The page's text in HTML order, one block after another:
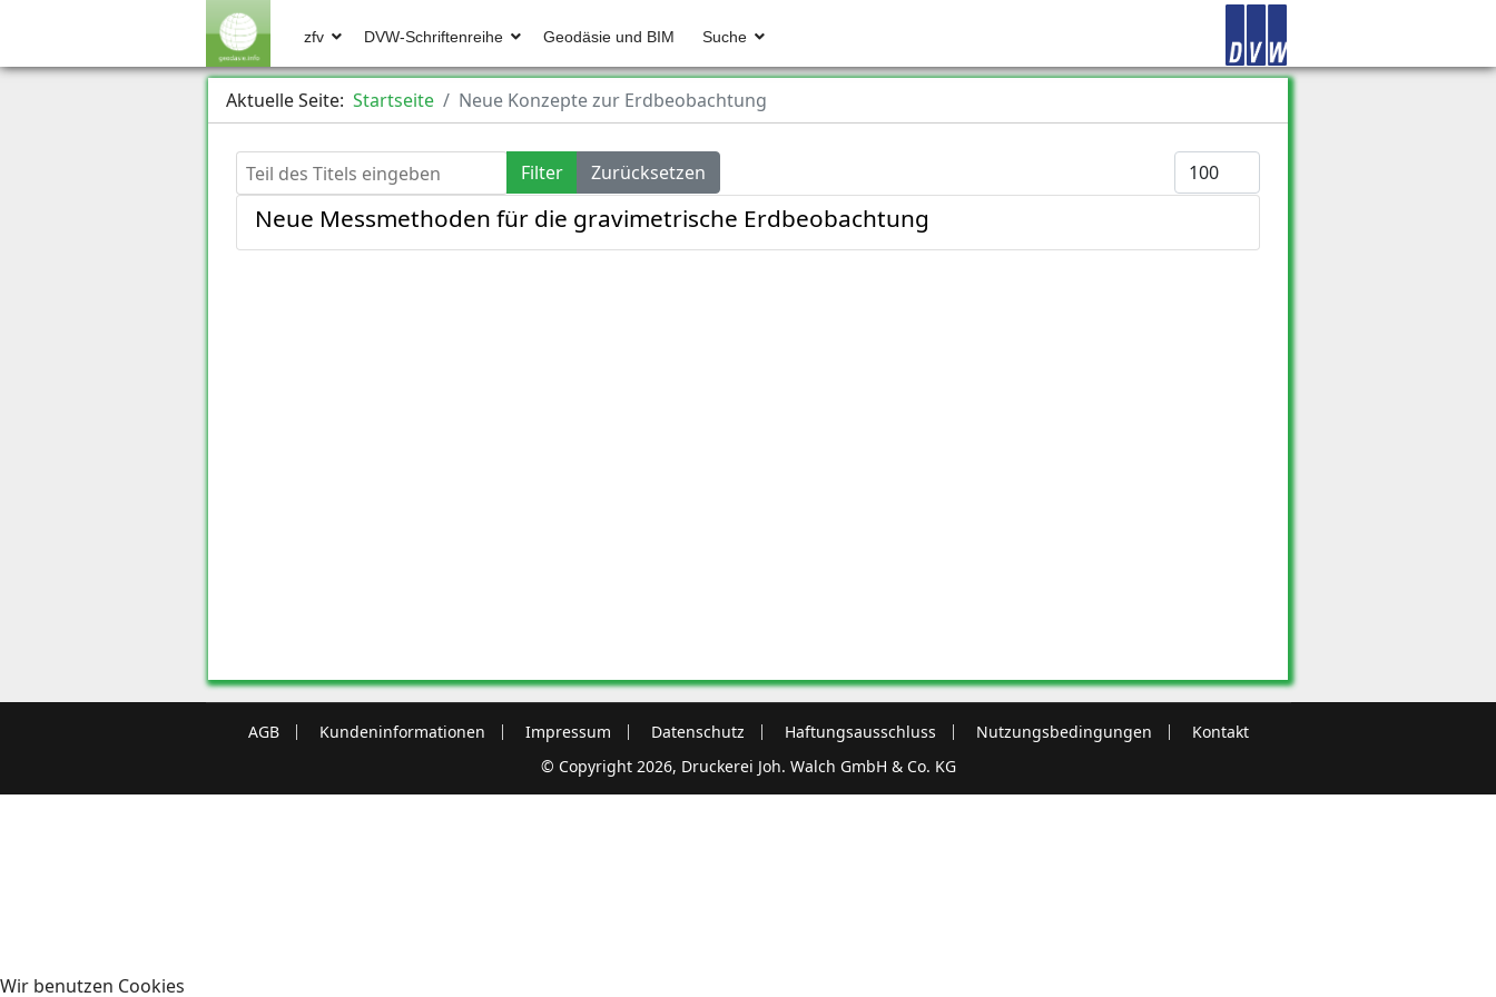
zfv DVW-Schriftenreihe Geodäsie und BIM Suche
Aktuelle Seite: Startseite Neue Konzepte zur Erdbeobachtung
Teil des Titels eingeben Filter Zurücksetzen Anzeige #
Neue Messmethoden für die gravimetrische Erdbeobachtung
AGB Kundeninformationen Impressum Datenschutz Haftungsausschluss Nutzungsbedingungen
Kontakt
© Copyright 2026, Druckerei Joh. Walch GmbH & Co. KG
Wir benutzen Cookies